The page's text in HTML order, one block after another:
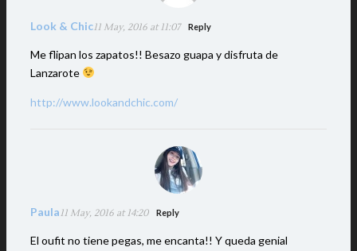
Look & Chic11 May, 2016 at 11:07 Reply
Me flipan los zapatos!! Besazo guapa y disfruta de
Lanzarote
http://www.lookandchic.com/
Paula11 May, 2016 at 14:20 Reply
El oufit no tiene pegas, me encanta!! Y queda genial